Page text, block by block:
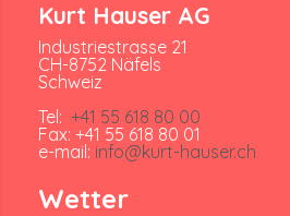
Kurt Hauser AG
Industriestrasse 21
CH-8752 Näfels
Schweiz
Tel: +41 55 618 80 00
Fax: +41 55 618 80 01
e-mail: info@kurt-hauser.ch
Wetter